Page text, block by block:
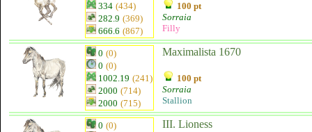
334 (434)
282.9 (369)
666.6 (867)
100 pt
Sorraia
Filly
0 (0)
0 (0)
1002.19 (241)
2000 (714)
2000 (715)
Maximalista 1670
100 pt
Sorraia
Stallion
0 (0)
III. Lioness